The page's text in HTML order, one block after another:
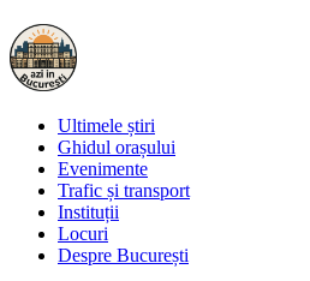
Ultimele știri
Ghidul orașului
Evenimente
Trafic și transport
Instituții
Locuri
Despre București